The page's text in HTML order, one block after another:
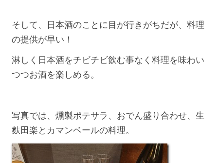
そして、日本酒のことに目が行きがちだが、料理
の提供が早い！
淋しく日本酒をチビチビ飲む事なく料理を味わい
つつお酒を楽しめる。
写真では、燻製ポテサラ、おでん盛り合わせ、生
麩田楽とカマンベールの料理。